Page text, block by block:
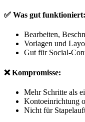
✅ Was gut funktioniert:
Bearbeiten,
Vorlagen und
Gut für Social-
❌ Kompromisse:
Mehr Schritte als
Kontoeinrichtung
Nicht für